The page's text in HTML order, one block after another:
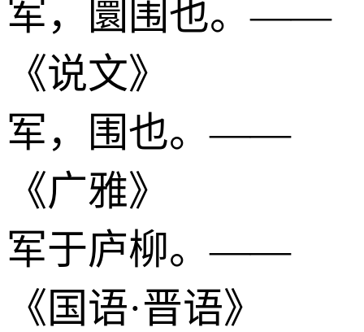
军，圜围也。——
《说文》
军，围也。——
《广雅》
军于庐柳。——
《国语·晋语》